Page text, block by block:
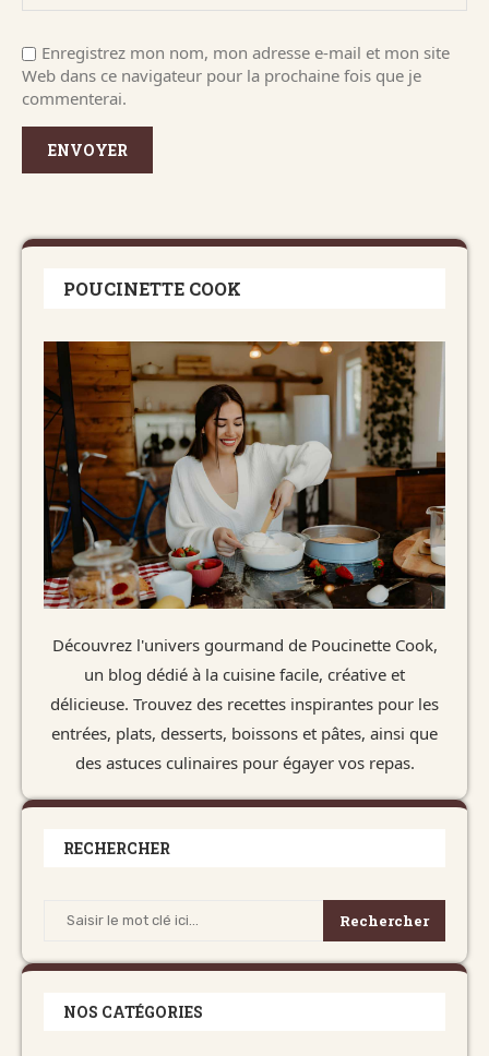
Enregistrez mon nom, mon adresse e-mail et mon site
Web dans ce navigateur pour la prochaine fois que je
commenterai.
POUCINETTE COOK
Découvrez l'univers gourmand de Poucinette Cook,
un blog dédié à la cuisine facile, créative et
délicieuse. Trouvez des recettes inspirantes pour les
entrées, plats, desserts, boissons et pâtes, ainsi que
des astuces culinaires pour égayer vos repas.
RECHERCHER
Rechercher
NOS CATÉGORIES